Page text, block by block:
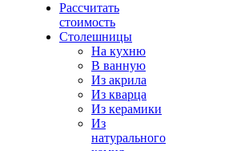
Рассчитать
стоимость
Столешницы
На кухню
В ванную
Из акрила
Из кварца
Из керамики
Из
натурального